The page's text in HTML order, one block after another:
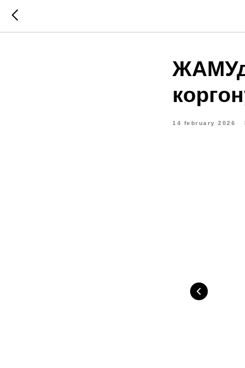
14 february 2026